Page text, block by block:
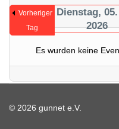
Vorheriger
Tag
Dienstag,
2026
Es wurden keine
© 2026 gunnet e.V.